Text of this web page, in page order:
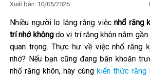
Xuất bản: 10/05/2026
Nhiều người lo lắng rằng việcnhổ răng
trí nhớ khôngdo vị trí răng khôn nằm gần
quan trọng. Thực hư về việc nhổ răng
nhớ? Nếu bạn cũng đang băn khoăn
nhổ răng khôn, hãy cùng kiến thức răng